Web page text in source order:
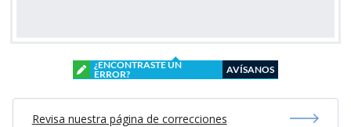
¿ENCONTRASTE UN
ERROR?
AVÍSANOS
Revisa nuestra página de correcciones